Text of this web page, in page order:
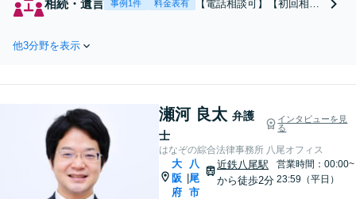
害はお任せ！」交通事故はど
相続・遺言 事例1件 料金表有
【電話相談可】【初回相談
りと査定をします。サラリ
ざまな人の立場や気持ちが
分かります。遺産分割や相
続放棄もお任せください。
他3分野を表示
瀬河 良太 弁護
士
インタビューを見
る
はなぞの綜合法律事務所 八尾オフィス
大
阪
府
八
尾
市
近鉄八尾駅
から徒歩2分
営業時間：00:00~
23:59（平日）